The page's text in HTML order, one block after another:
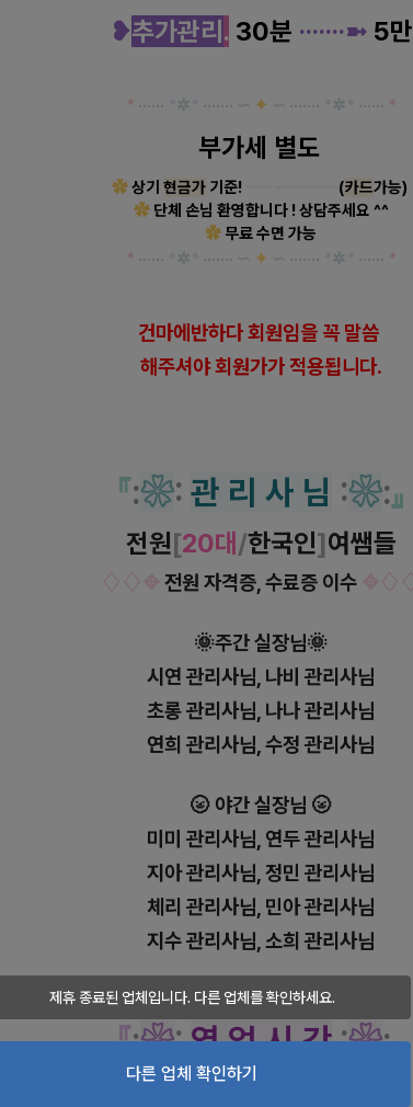
제휴 종료된 업체입니다. 다른 업체를 확인하세요.
다른 업체 확인하기
❥추가관리 . 30분 ·······➼ 5만
* ······ ✲ ······· ✦ ······· ✲ ······ *
부가세 별도
✿상기 현금가기준! (카드가능)
✿ 단체 손님 환영합니다 ! 상담주세요 ^^
✿ 무료 수면 가능
* ······ ✲ ······· ✦ ······· ✲ ······ *
건마에반하다 회원임을 꼭 말씀
해주셔야 회원가가 적용됩니다.
『:❀: 관 리 사 님 :❀:』
전원[20대 /한국인]여쌤들
전원 자격증, 수료증 이수
🌞주간 실장님🌞
시연 관리사님, 나비 관리사님
초롱관리사님, 나나관리사님
연희 관리사님, 수정 관리사님
🌝 야간 실장님 🌝
미미 관리사님, 연두관리사님
지아관리사님, 정민 관리사님
체리 관리사님, 민아관리사님
지수관리사님, 소희 관리사님
『:❀:영 업 시 간:❀:』
오전 11시 ~ 새벽 4시